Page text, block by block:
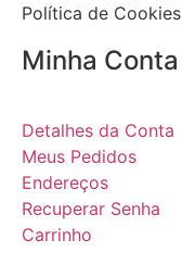
Política de Cookies
Minha Conta
Detalhes da Conta
Meus Pedidos
Endereços
Recuperar Senha
Carrinho